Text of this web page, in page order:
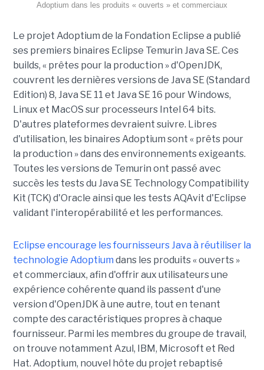
Adoptium dans les produits « ouverts » et commerciaux
Le projet Adoptium de la Fondation Eclipse a publié
ses premiers binaires Eclipse Temurin Java SE. Ces
builds, « prêtes pour la production » d'OpenJDK,
couvrent les dernières versions de Java SE (Standard
Edition) 8, Java SE 11 et Java SE 16 pour Windows,
Linux et MacOS sur processeurs Intel 64 bits.
D'autres plateformes devraient suivre. Libres
d'utilisation, les binaires Adoptium sont « prêts pour
la production » dans des environnements exigeants.
Toutes les versions de Temurin ont passé avec
succès les tests du Java SE Technology Compatibility
Kit (TCK) d'Oracle ainsi que les tests AQAvit d'Eclipse
validant l'interopérabilité et les performances.
Eclipse encourage les fournisseurs Java à réutiliser la
technologie Adoptium dans les produits « ouverts »
et commerciaux, afin d'offrir aux utilisateurs une
expérience cohérente quand ils passent d'une
version d'OpenJDK à une autre, tout en tenant
compte des caractéristiques propres à chaque
fournisseur. Parmi les membres du groupe de travail,
on trouve notamment Azul, IBM, Microsoft et Red
Hat. Adoptium, nouvel hôte du projet rebaptisé